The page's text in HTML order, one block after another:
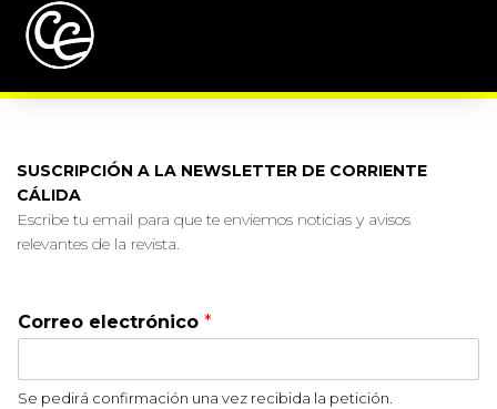
SUSCRIPCIÓN A LA NEWSLETTER DE CORRIENTE
CÁLIDA
Escribe tu email para que te enviemos noticias y avisos
relevantes de la revista.
Correo electrónico *
Se pedirá confirmación una vez recibida la petición.